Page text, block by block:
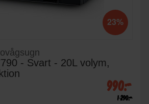
23%
- Svart - 20L volym,
990:-
1 290:-